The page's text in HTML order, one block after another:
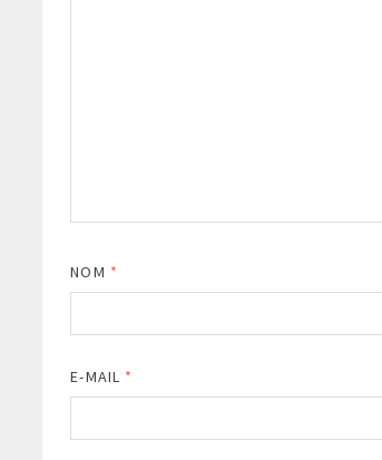
NOM *
E-MAIL *